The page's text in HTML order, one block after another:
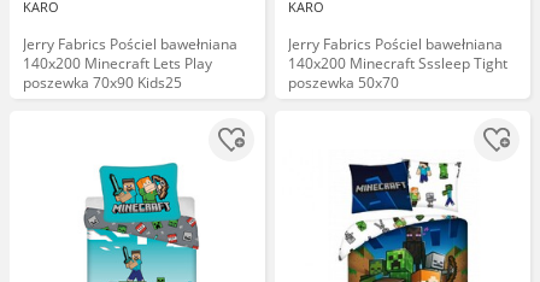
KARO
Jerry Fabrics Pościel bawełniana
140x200 Minecraft Lets Play
poszewka 70x90 Kids25
KARO
Jerry Fabrics Pościel bawełniana
140x200 Minecraft Sssleep Tight
poszewka 50x70